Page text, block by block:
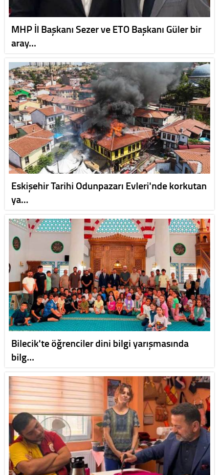
MHP İl Başkanı Sezer ve ETO Başkanı Güler bir
aray…
Eskişehir Tarihi Odunpazarı Evleri'nde korkutan
ya…
Bilecik'te öğrenciler dini bilgi yarışmasında
bilg…